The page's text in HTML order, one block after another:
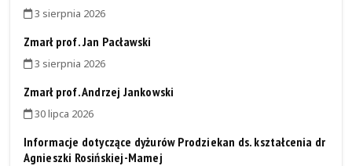
3 sierpnia 2026
Zmarł prof. Jan Pacławski
3 sierpnia 2026
Zmarł prof. Andrzej Jankowski
30 lipca 2026
Informacje dotyczące dyżurów Prodziekan ds. kształcenia dr
Agnieszki Rosińskiej-Mamej